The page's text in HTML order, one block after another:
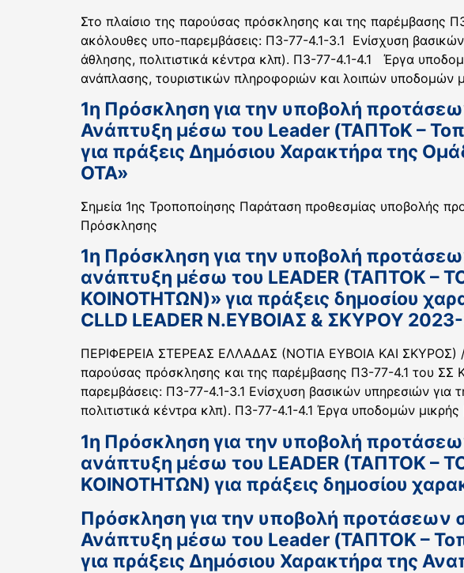
Στο πλαίσιο της παρούσας πρόσκλησης και της παρέμβασης
ακόλουθες υπο-παρεμβάσεις: Π3-77-4.1-3.1 Ενίσχυση
άθλησης, πολιτιστικά κέντρα κλπ). Π3-77-4.1-4.1 Έργα
ανάπλασης, τουριστικών πληροφοριών και λοιπών υποδομών
1η Πρόσκληση για την υποβολή
Ανάπτυξη μέσω του Leader (ΤΑΠΤοΚ –
για πράξεις Δημόσιου Χαρακτήρα της
ΟΤΑ»
Σημεία 1ης Τροποποίησης Παράταση προθεσμίας υποβολής
Πρόσκλησης
1η Πρόσκληση για την υποβολή
ανάπτυξη μέσω του LEADER (ΤΑΠΤΟΚ
ΚΟΙΝΟΤΗΤΩΝ)» για πράξεις δημοσίου
CLLD LEADER Ν.ΕΥΒΟΙΑΣ & ΣΚΥΡΟΥ
ΠΕΡΙΦΕΡΕΙΑ ΣΤΕΡΕΑΣ ΕΛΛΑΔΑΣ (ΝΟΤΙΑ ΕΥΒΟΙΑ ΚΑΙ ΣΚΥΡΟΣ)
παρούσας πρόσκλησης και της παρέμβασης Π3-77-4.1 του ΣΣ
παρεμβάσεις: Π3-77-4.1-3.1 Ενίσχυση βασικών υπηρεσιών για
πολιτιστικά κέντρα κλπ). Π3-77-4.1-4.1 Έργα υποδομών
1η Πρόσκληση για την υποβολή
ανάπτυξη μέσω του LEADER (ΤΑΠΤΟΚ
ΚΟΙΝΟΤΗΤΩΝ) για πράξεις δημοσίου
Πρόσκληση για την υποβολή προτάσεων
Ανάπτυξη μέσω του Leader (ΤΑΠΤΟΚ –
για πράξεις Δημόσιου Χαρακτήρα της